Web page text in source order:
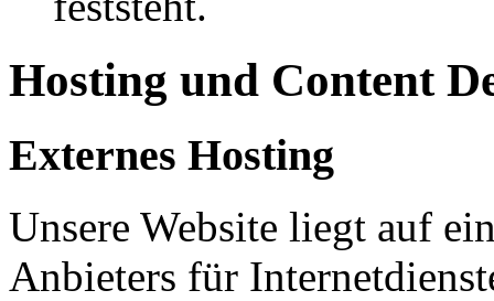
Hosting und Content
Externes Hosting
Unsere Website liegt auf
Anbieters für